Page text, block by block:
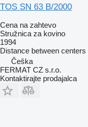
TOS SN 63 B/2000
Cena na zahtevo
Stružnica za kovino
1994
Distance between centers
Češka
FERMAT CZ s.r.o.
Kontaktirajte prodajalca